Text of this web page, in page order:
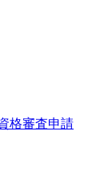
格審査申請